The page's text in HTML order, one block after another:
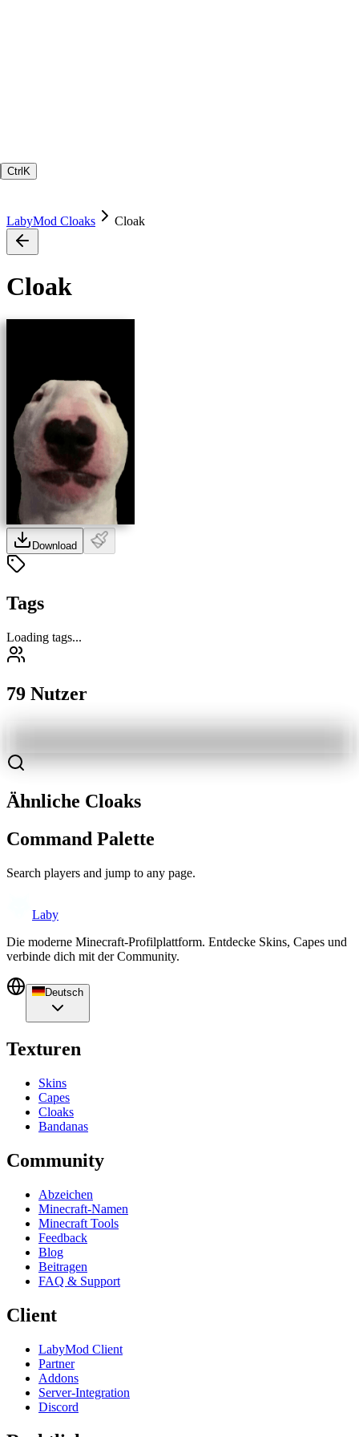
Ctrl K
LabyMod Cloaks Cloak
Cloak
Download
Tags
Loading tags...
79 Nutzer
Ähnliche Cloaks
Command Palette
Search players and jump to any page.
Laby
Die moderne Minecraft-Profilplattform. Entdecke Skins, Capes und
verbinde dich mit der Community.
Deutsch
Texturen
Skins
Capes
Cloaks
Bandanas
Community
Abzeichen
Minecraft-Namen
Minecraft Tools
Feedback
Blog
Beitragen
FAQ & Support
Client
LabyMod Client
Partner
Addons
Server-Integration
Discord